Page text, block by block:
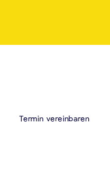
Termin vereinbaren